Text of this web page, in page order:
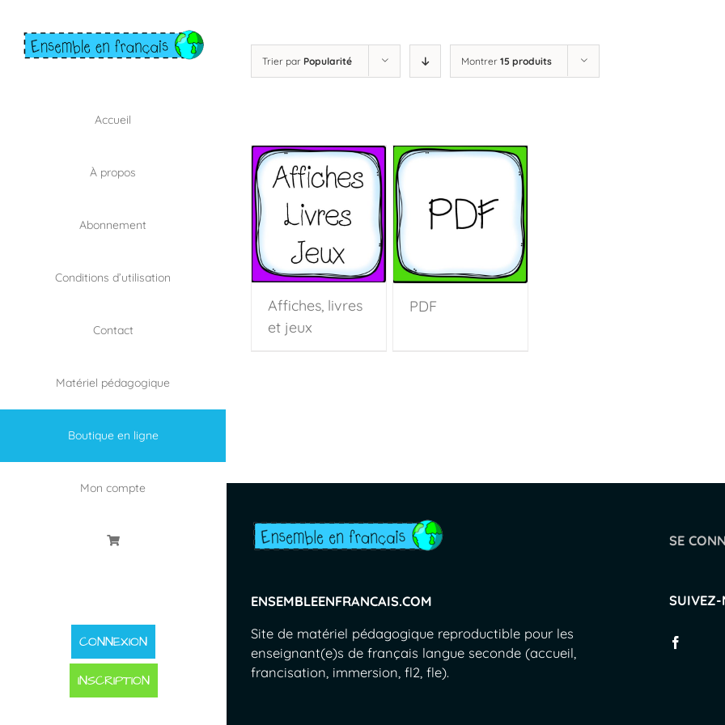
content
Accueil
À propos
Abonnement
Conditions d’utilisation
Contact
Matériel pédagogique
Boutique en ligne
Mon compte
CONNEXION
INSCRIPTION
Trier par Popularité Montrer 15 produits
Affiches, livres
et jeux
PDF
ENSEMBLEENFRANCAIS.COM
Site de matériel pédagogique reproductible pour les
enseignant(e)s de français langue seconde (accueil,
francisation, immersion, fl2, fle).
SE
SUIVEZ-